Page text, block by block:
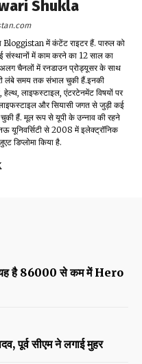
Shukla
Bloggistan में कंटेंट राइटर हैं. पारुल को
संस्थानों में काम करने का 12 साल का
चैनलों में रनडाउन प्रोड्यूसर के साथ
लंबे समय तक संभाल चुकी हैं.इनकी
हेल्थ, लाइफस्टाइल, एंटरटेनमेंट विषयों पर
और सियासी जगत से जुड़ी कई
चुकी हैं. मूल रूप से यूपी के उन्नाव की रहने
यूनिवर्सिटी से 2008 में इलेक्ट्रॉनिक
डिप्लोमा किया है.
है 86000 से कम में Hero
पूर्व सीएम ने लगाई मुहर